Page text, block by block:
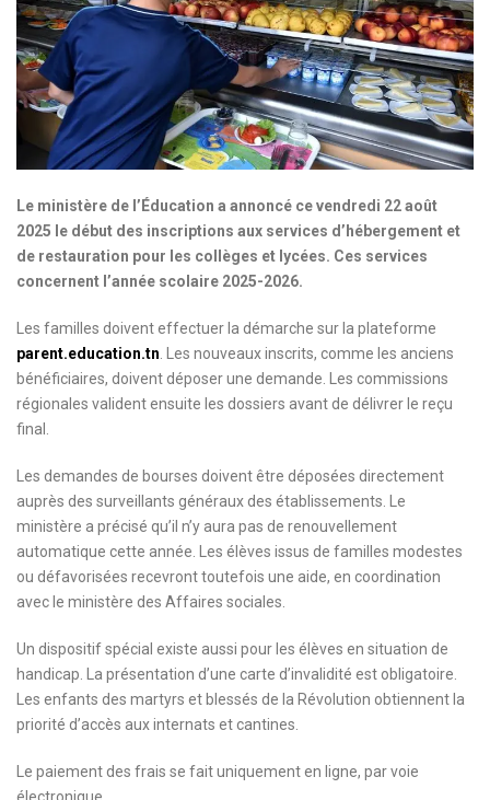
Le ministère de l’Éducation a annoncé ce vendredi 22 août
2025 le début des inscriptions aux services d’hébergement et
de restauration pour les collèges et lycées. Ces services
concernent l’année scolaire 2025-2026.
Les familles doivent effectuer la démarche sur la plateforme
parent.education.tn. Les nouveaux inscrits, comme les anciens
bénéficiaires, doivent déposer une demande. Les commissions
régionales valident ensuite les dossiers avant de délivrer le reçu
final.
Les demandes de bourses doivent être déposées directement
auprès des surveillants généraux des établissements. Le
ministère a précisé qu’il n’y aura pas de renouvellement
automatique cette année. Les élèves issus de familles modestes
ou défavorisées recevront toutefois une aide, en coordination
avec le ministère des Affaires sociales.
Un dispositif spécial existe aussi pour les élèves en situation de
handicap. La présentation d’une carte d’invalidité est obligatoire.
Les enfants des martyrs et blessés de la Révolution obtiennent la
priorité d’accès aux internats et cantines.
Le paiement des frais se fait uniquement en ligne, par voie